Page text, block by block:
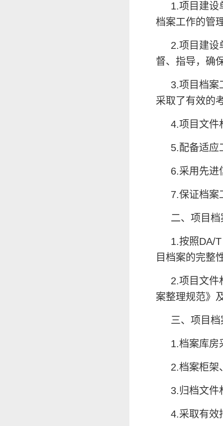
1.项目建设
档案工作的管
2.项目建设
督、指导，确
3.项目档案
采取了有效的
4.项目文件
5.配备适应
6.采用先进
7.保证档案
二、项目
1.按照DA/
目档案的完整
2.项目文件
案整理规范》
三、项目
1.档案库房
2.档案柜架
3.归档文件
4.采取有效